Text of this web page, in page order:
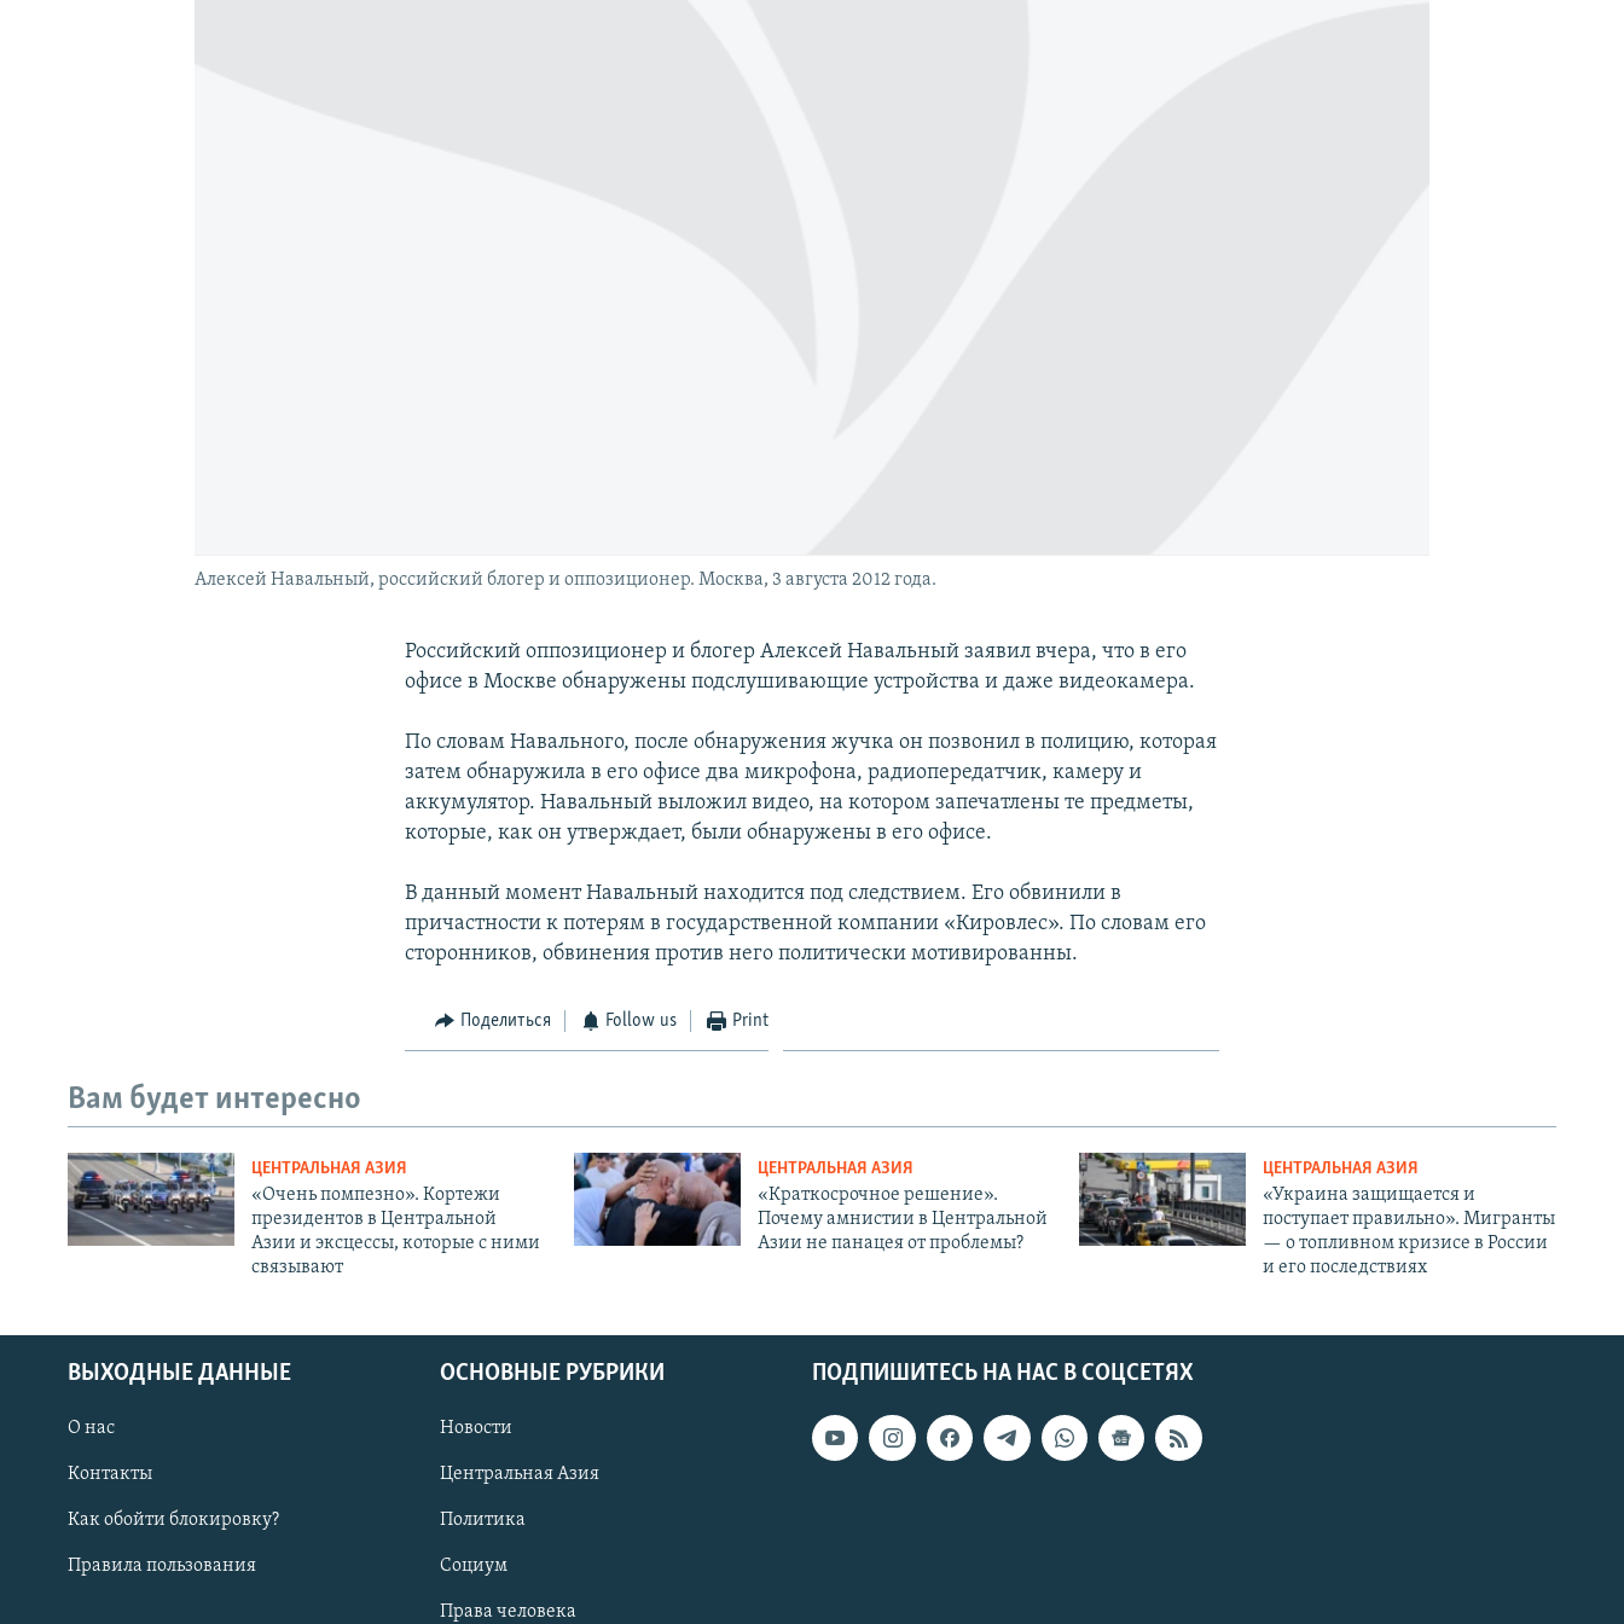
Алексей Навальный, российский блогер и оппозиционер. Москва, 3 августа 2012 года.
Российский оппозиционер и блогер Алексей Навальный заявил вчера, что в его
офисе в Москве обнаружены подслушивающие устройства и даже видеокамера.
По словам Навального, после обнаружения жучка он позвонил в полицию, которая
затем обнаружила в его офисе два микрофона, радиопередатчик, камеру и
аккумулятор. Навальный выложил видео, на котором запечатлены те предметы,
которые, как он утверждает, были обнаружены в его офисе.
В данный момент Навальный находится под следствием. Его обвинили в
причастности к потерям в государственной компании «Кировлес». По словам его
сторонников, обвинения против него политически мотивированны.
Поделиться Follow us Print
Вам будет интересно
ЦЕНТРАЛЬНАЯ АЗИЯ
«Очень помпезно». Кортежи
президентов в Центральной
Азии и эксцессы, которые с ними
связывают
ЦЕНТРАЛЬНАЯ АЗИЯ
«Краткосрочное решение».
Почему амнистии в Центральной
Азии не панацея от проблемы?
ЦЕНТРАЛЬНАЯ АЗИЯ
«Украина защищается и
поступает правильно». Мигранты
— о топливном кризисе в России
и его последствиях
ПОДПИШИТЕСЬ НА НАС В СОЦСЕТЯХ
ВЫХОДНЫЕ ДАННЫЕ
О нас
Контакты
Как обойти блокировку?
Правила пользования
ОСНОВНЫЕ РУБРИКИ
Новости
Центральная Азия
Политика
Социум
Права человека